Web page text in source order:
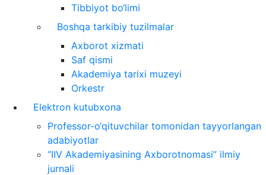
Tibbiyot bo‘limi
Boshqa tarkibiy tuzilmalar
Axborot xizmati
Saf qismi
Akademiya tarixi muzeyi
Orkestr
Elektron kutubxona
Professor-o‘qituvchilar tomonidan tayyorlangan
adabiyotlar
“IIV Akademiyasining Axborotnomasi” ilmiy
jurnali